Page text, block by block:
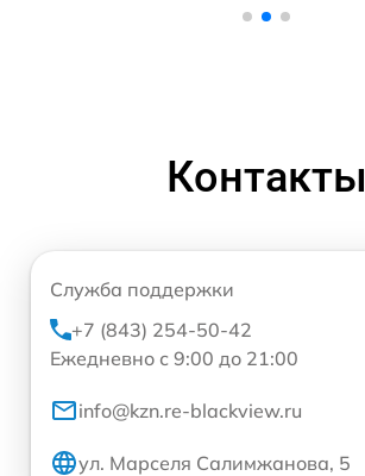
Контакты
Служба поддержки
+7 (843) 254-50-42
Ежедневно с 9:00 до 21:00
info@kzn.re-blackview.ru
ул. Марселя Салимжанова, 5